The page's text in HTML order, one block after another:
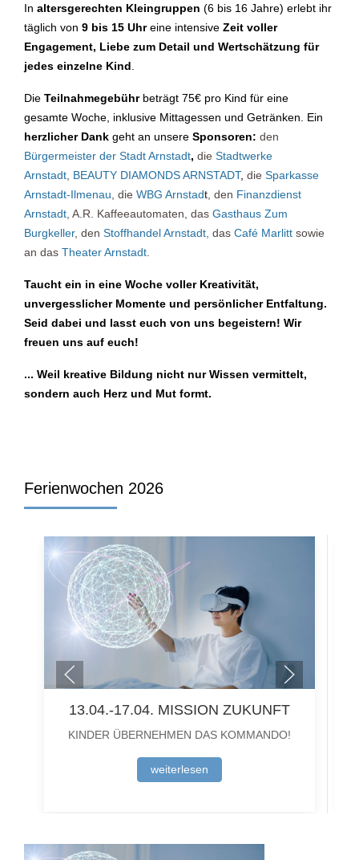
In altersgerechten Kleingruppen (6 bis 16 Jahre) erlebt ihr
täglich von 9 bis 15 Uhreine intensive Zeit voller
Engagement, Liebe zum Detail und Wertschätzung für
jedes einzelne Kind
Die Teilnahmegebührbeträgt 75€ pro Kind für eine
gesamte Woche, inklusive Mittagessen und Getränken. Ein
herzlicher Dankgeht an unsere Sponsoren: den
Bürgermeister der Stadt Arnstadt, die Stadtwerke
Arnstadt, BEAUTY DIAMONDS ARNSTADT, die Sparkasse
Arnstadt-Ilmenau , die WBG Arnstadt, den Finanzdienst
Arnstadt, A.R. Kaffeeautomaten, das Gasthaus Zum
Burgkeller, den Stoffhandel Arnstadt, das Café Marlitt sowie
an das Theater Arnstadt.
Taucht ein in eine Woche voller Kreativität,
unvergesslicher Momente und persönlicher Entfaltung.
Seid dabei und lasst euch von uns begeistern! Wir
freuen uns auf euch!
... Weil kreative Bildung nicht nur Wissen vermittelt,
sondern auch Herz und Mut formt.
Ferienwochen 2026
13.04.-17.04. MISSION ZUKUNFT
KINDER ÜBERNEHMEN DAS KOMMANDO!
weiterlesen